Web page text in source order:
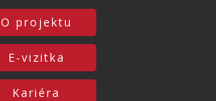
O projektu
E-vizitka
Kariéra